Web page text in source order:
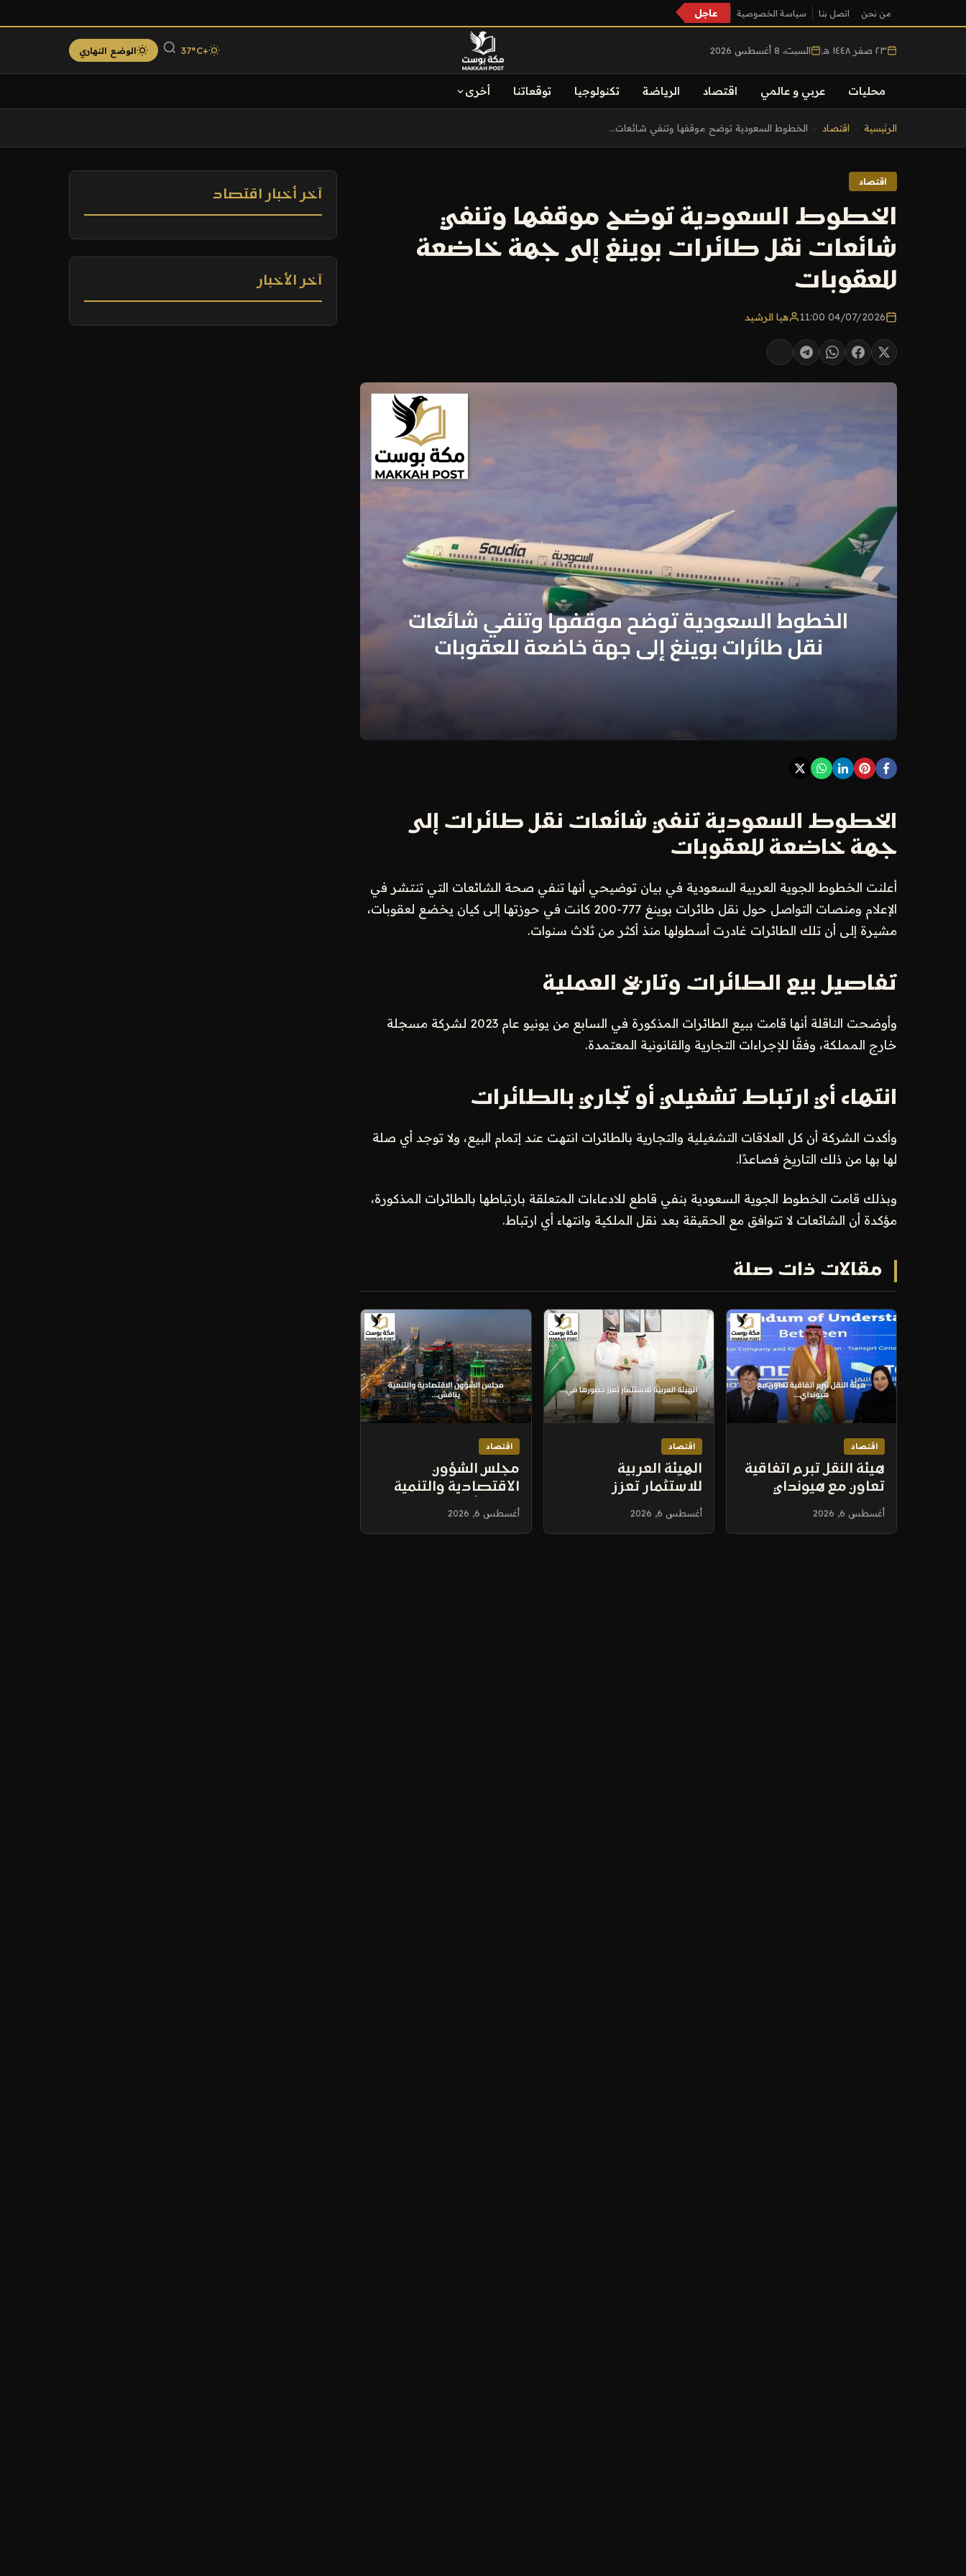
من نحن اتصل بنا سياسة الخصوصية عاجل
٢٣ صفر ١٤٤٨ هـ | السبت، 8 أغسطس 2026 +37°C الوضع النهاري
محليات عربي و عالمي اقتصاد الرياضة تكنولوجيا توقعاتنا أخرى
الرئيسية اقتصاد الخطوط السعودية توضح موقفها وتنفي شائعات...
اقتصاد
الخطوط السعودية توضح موقفها وتنفي
شائعات نقل طائرات بوينغ إلى جهة خاضعة
للعقوبات
04/07/2026 11:00 هيا الرشيد
الخطوط السعودية تنفي شائعات نقل طائرات إلى
جهة خاضعة للعقوبات
أعلنت الخطوط الجوية العربية السعودية في بيان توضيحي أنها تنفي صحة الشائعات التي تنتشر في
الإعلام ومنصات التواصل حول نقل طائرات بوينغ 777-200 كانت في حوزتها إلى كيان يخضع لعقوبات،
مشيرة إلى أن تلك الطائرات غادرت أسطولها منذ أكثر من ثلاث سنوات.
تفاصيل بيع الطائرات وتاريخ العملية
وأوضحت الناقلة أنها قامت ببيع الطائرات المذكورة في السابع من يونيو عام 2023 لشركة مسجلة
خارج المملكة، وفقًا للإجراءات التجارية والقانونية المعتمدة.
انتهاء أي ارتباط تشغيلي أو تجاري بالطائرات
وأكدت الشركة أن كل العلاقات التشغيلية والتجارية بالطائرات انتهت عند إتمام البيع، ولا توجد أي صلة
لها بها من ذلك التاريخ فصاعدًا.
وبذلك قامت الخطوط الجوية السعودية بنفي قاطع للادعاءات المتعلقة بارتباطها بالطائرات المذكورة،
مؤكدة أن الشائعات لا تتوافق مع الحقيقة بعد نقل الملكية وانتهاء أي ارتباط.
مقالات ذات صلة
اقتصاد
هيئة النقل تبرم اتفاقية
تعاون مع هيونداي
وكيا لتعزيز حلول
التنقل الذكي في
أغسطس 6, 2026
اقتصاد
الهيئة العربية
للاستثمار تعزز
حضورها في السعودية
بشراكات جديدة لدعم
أغسطس 6, 2026
اقتصاد
مجلس الشؤون
الاقتصادية والتنمية
يناقش أداء ميزانية الربع
الثاني وتطورات
أغسطس 6, 2026
آخر أخبار اقتصاد
آخر الأخبار